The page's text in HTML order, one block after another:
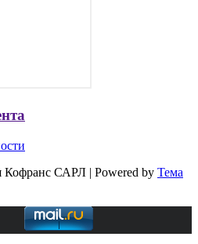
САРЛ | Powered by Тема